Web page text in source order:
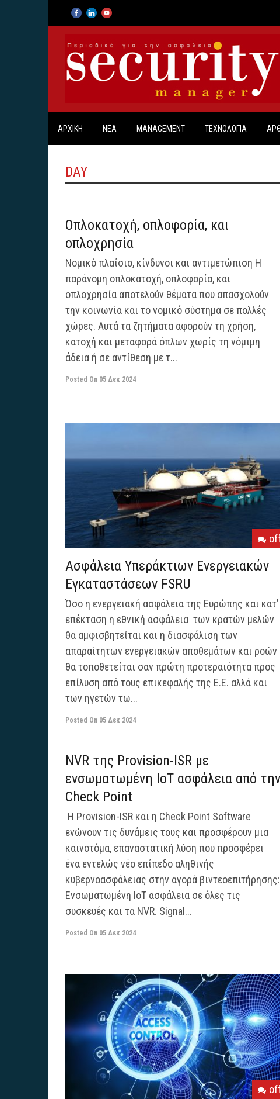
ΑΡΧΙΚΗ ΝΕΑ MANAGEMENT ΤΕΧΝΟΛΟΓΙΑ
DAY
Οπλοκατοχή, οπλοφορία, και
οπλοχρησία
Νομικό πλαίσιο, κίνδυνοι και αντιμετώπιση Η
παράνομη οπλοκατοχή, οπλοφορία, και
οπλοχρησία αποτελούν θέματα που απασχολούν
την κοινωνία και το νομικό σύστημα σε πολλές
χώρες. Αυτά τα ζητήματα αφορούν τη χρήση,
κατοχή και μεταφορά όπλων χωρίς τη νόμιμη
άδεια ή σε αντίθεση με τ...
Posted On 05 Δεκ 2024
Ασφάλεια Υπεράκτιων Ενεργειακών
Εγκαταστάσεων FSRU
Όσο η ενεργειακή ασφάλεια της Ευρώπης και κατ’
επέκταση η εθνική ασφάλεια των κρατών μελών
θα αμφισβητείται και η διασφάλιση των
απαραίτητων ενεργειακών αποθεμάτων και ροών
θα τοποθετείται σαν πρώτη προτεραιότητα προς
επίλυση από τους επικεφαλής της E.E. αλλά και
των ηγετών τω...
Posted On 05 Δεκ 2024
NVR της Provision-ISR με
ενσωματωμένη IoT ασφάλεια από την
Check Point
Η Provision-ISR και η Check Point Software
ενώνουν τις δυνάμεις τους και προσφέρουν μια
καινοτόμα, επαναστατική λύση που προσφέρει
ένα εντελώς νέο επίπεδο αληθινής
κυβερνοασφάλειας στην αγορά βιντεοεπιτήρησης:
Ενσωματωμένη ΙοΤ ασφάλεια σε όλες τις
συσκευές και τα NVR. Signal...
Posted On 05 Δεκ 2024